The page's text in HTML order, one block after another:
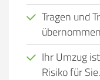
Tragen und
Ihr Umzug
Risiko für Sie.